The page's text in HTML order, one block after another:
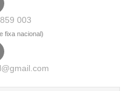
003
fixa nacional)